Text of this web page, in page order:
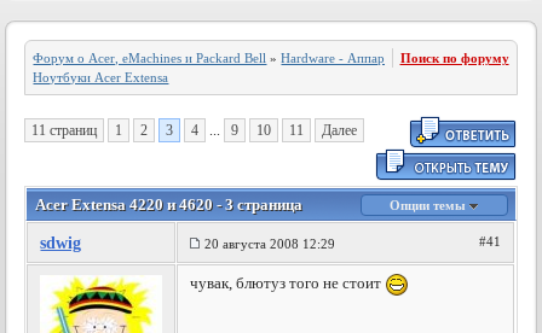
Форум о Acer, eMachines и Packard Bell »Hardware - Аппаратное обеспечение»
Ноутбуки Acer Extensa
Поиск по форуму
11 страниц 1 2 3 4 ... 9 10 11 Далее
Acer Extensa 4220 и 4620 - 3 страница Опции темы
sdwig 20 августа 2008 12:29 #41
чувак, блютуз того не стоит